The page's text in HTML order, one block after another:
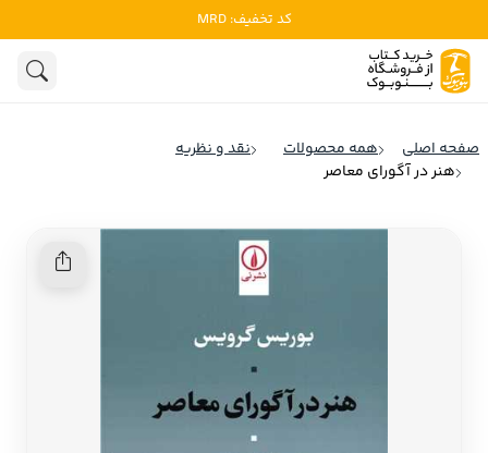
کد تخفیف: MRD
ادبیات
روانشناسی
تاریخ و سیاست
ادبیات فرانسه
ادبیات ایتالیا
ادبیات روسیه
ادبیات آمریکای لاتین
ادبیات آلمان
ادبیات ترکیه
صفحه اصلی همه محصولات
نقد و نظریه
هنر در آگورای معاصر